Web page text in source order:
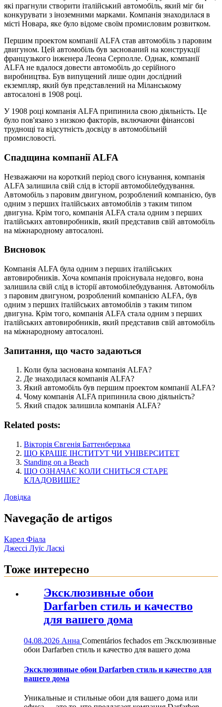
які прагнули створити італійський автомобіль, який міг би
конкурувати з іноземними марками. Компанія знаходилася в
місті Новара, яке було відоме своїм промисловим розвитком.
Першим проектом компанії ALFA став автомобіль з паровим
двигуном. Цей автомобіль був заснований на конструкції
французького інженера Леона Серполле. Однак, компанії
ALFA не вдалося довести автомобіль до серійного
виробництва. Був випущений лише один дослідний
екземпляр, який був представлений на Міланському
автосалоні в 1908 році.
У 1908 році компанія ALFA припинила свою діяльність. Це
було пов'язано з низкою факторів, включаючи фінансові
труднощі та відсутність досвіду в автомобільній
промисловості.
Спадщина компанії ALFA
Незважаючи на короткий період свого існування, компанія
ALFA залишила свій слід в історії автомобілебудування.
Автомобіль з паровим двигуном, розроблений компанією, був
одним з перших італійських автомобілів з таким типом
двигуна. Крім того, компанія ALFA стала одним з перших
італійських автовиробників, який представив свій автомобіль
на міжнародному автосалоні.
Висновок
Компанія ALFA була одним з перших італійських
автовиробників. Хоча компанія проіснувала недовго, вона
залишила свій слід в історії автомобілебудування. Автомобіль
з паровим двигуном, розроблений компанією ALFA, був
одним з перших італійських автомобілів з таким типом
двигуна. Крім того, компанія ALFA стала одним з перших
італійських автовиробників, який представив свій автомобіль
на міжнародному автосалоні.
Запитання, що часто задаються
Коли була заснована компанія ALFA?
Де знаходилася компанія ALFA?
Який автомобіль був першим проектом компанії ALFA?
Чому компанія ALFA припинила свою діяльність?
Який спадок залишила компанія ALFA?
Related posts:
Вікторія Євгенія Баттенберзька
ЩО КРАЩЕ ІНСТИТУТ ЧИ УНІВЕРСИТЕТ
Standing on a Beach
ЩО ОЗНАЧАЄ КОЛИ СНИТЬСЯ СТАРЕ
КЛАДОВИЩЕ?
Довідка
Navegação de artigos
Карел Фіала
Джессі Луїс Ласкі
Тоже интересно
Эксклюзивные обои
Darfarben стиль и качество
для вашего дома
04.08.2026 Анна Comentários fechados em Эксклюзивные
обои Darfarben стиль и качество для вашего дома
Эксклюзивные обои Darfarben стиль и качество для
вашего дома
Уникальные и стильные обои для вашего дома или